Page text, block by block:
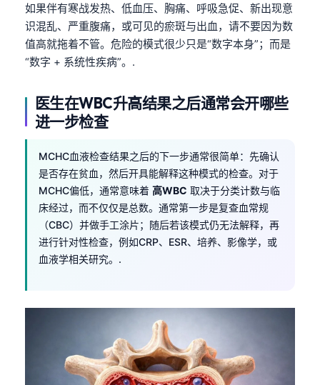
如果伴有寒战发热、低血压、胸痛、呼吸急促、新出现意
识混乱、严重腹痛，或可见的瘀斑与出血，请不要因为数
值高就拖着不管。危险的模式很少只是“数字本身”；而是
“数字 + 系统性疾病”。.
医生在WBC升高结果之后通常会开哪些
进一步检查
MCHC血液检查结果之后的下一步通常很简单：先确认
是否存在贫血，然后开具能解释这种模式的检查。对于
MCHC偏低，通常意味着 高WBC 取决于分类计数与临
床经过，而不仅仅是总数。通常第一步是复查血常规
（CBC）并做手工涂片；随后若该模式仍无法解释，再
进行针对性检查，例如CRP、ESR、培养、影像学，或
血液学相关研究。.
Eesti
Lietuvių kalba
Polski
한국어
Slovenščina
Magyar
বাংলা
मराठी
తెలుగు
தமிழ்